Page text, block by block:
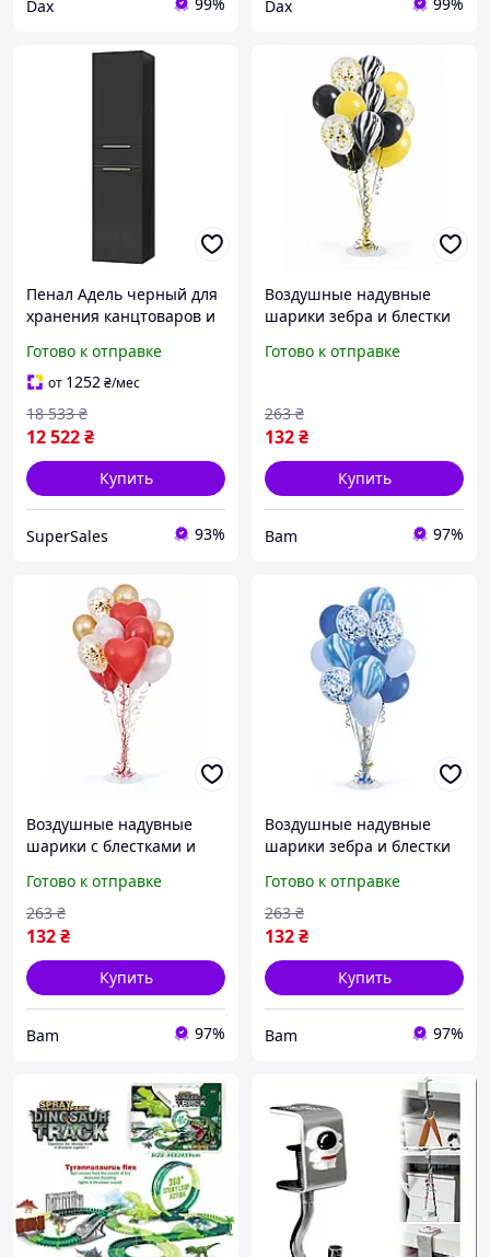
Dax Dax
Пенал Адель черный для
хранения канцтоваров и
органайзер
Готово к отправке
от 1252₴/мес
12 522₴
18 533 ₴
Купить
SuperSales 93%
Воздушные надувные
шарики зебра и блестки
для празника дня
bam
Готово к отправке
132₴
263 ₴
Купить
Bam 97%
Воздушные надувные
шарики с блестками и
аксесуары для празника
дня рождения Разные
цвета bam
Готово к отправке
132₴
263 ₴
Купить
Bam 97%
Воздушные надувные
шарики зебра и блестки
для празника дня
рождения Синие bam
Готово к отправке
132₴
263 ₴
Купить
Bam 97%